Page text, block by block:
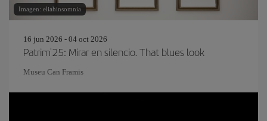
Imagen: eliahinsomnia
16 jun 2026 - 04 oct 2026
Patrim'25: Mirar en silencio. That blues look
Museu Can Framis